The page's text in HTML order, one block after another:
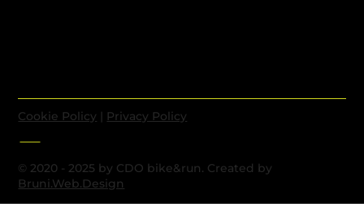
© 2020 - 2025 by CDO bike&run. Created by
Bruni.Web.Design
Cookie Policy | Privacy Policy